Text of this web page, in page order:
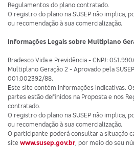
Regulamentos do plano contratado.
O registro do plano na SUSEP não implica,
ou recomendação à sua comercialização.
Informações Legais sobre Multiplano
Bradesco Vida e Previdência - CNPJ:
Multiplano Geração 2 - Aprovado pela
001.002392/88.
Este site contém informações indicativas.
partes estão definidos na Proposta e nos
contratado.
O registro do plano na SUSEP não implica,
ou recomendação à sua comercialização.
O participante poderá consultar a situação
site www.susep.gov.br, por meio do seu